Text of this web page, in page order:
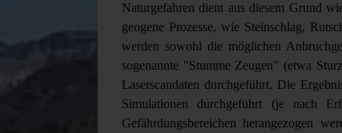
Naturgefahren dient aus diesem Grund
geogene Prozesse, wie Steinschlag,
werden sowohl die möglichen
sogenannte "Stumme Zeugen" (etwa
Laserscandaten durchgeführt. Die
Simulationen durchgeführt (je nach
Gefährdungsbereichen herangezogen